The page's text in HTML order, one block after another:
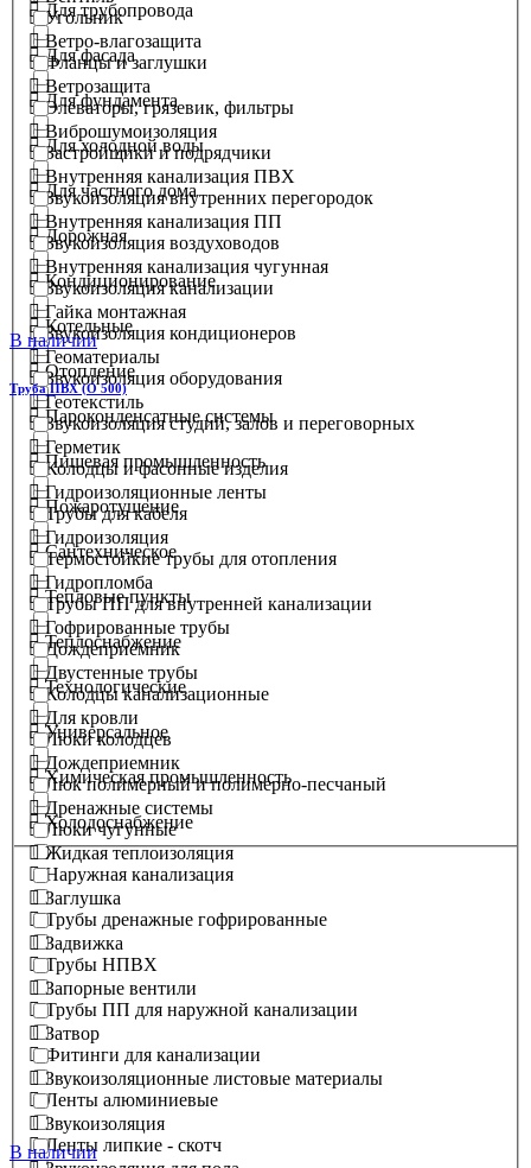
Угольник
Фланцы и заглушки
Элеваторы, грязевик, фильтры
Застройщики и подрядчики
Звукоизоляция внутренних перегородок
Звукоизоляция воздуховодов
Звукоизоляция канализации
Звукоизоляция кондиционеров
Звукоизоляция оборудования
Звукоизоляция студий, залов и переговорных
Колодцы и фасонные изделия
Трубы для кабеля
Термостойкие трубы для отопления
Трубы ПП для внутренней канализации
Дождеприемник
Колодцы канализационные
Люки колодцев
Люк полимерный и полимерно-песчаный
Люки чугунные
Наружная канализация
Трубы дренажные гофрированные
Трубы НПВХ
Трубы ПП для наружной канализации
Фитинги для канализации
Ленты алюминиевые
Ленты липкие - скотч
Для трубопровода
Для фасада
Для фундамента
Для холодной воды
Для частного дома
Дорожная
Кондиционирование
Котельные
Отопление
Пароконденсатные системы
Пищевая промышленность
Пожаротушение
Сантехническое
Тепловые пункты
Теплоснабжение
Технологические
Универсальное
Химическая промышленность
Холодоснабжение
Ветро-влагозащита
Ветрозащита
Виброшумоизоляция
Внутренняя канализация ПВХ
Внутренняя канализация ПП
Внутренняя канализация чугунная
Гайка монтажная
Геоматериалы
Геотекстиль
Герметик
Гидроизоляционные ленты
Гидроизоляция
Гидропломба
Гофрированные трубы
Двустенные трубы
Для кровли
Дождеприемник
Дренажные системы
Жидкая теплоизоляция
Заглушка
Задвижка
Запорные вентили
Затвор
Звукоизоляционные листовые материалы
Звукоизоляция
В наличии
Труба ПВХ (О 500)
В наличии